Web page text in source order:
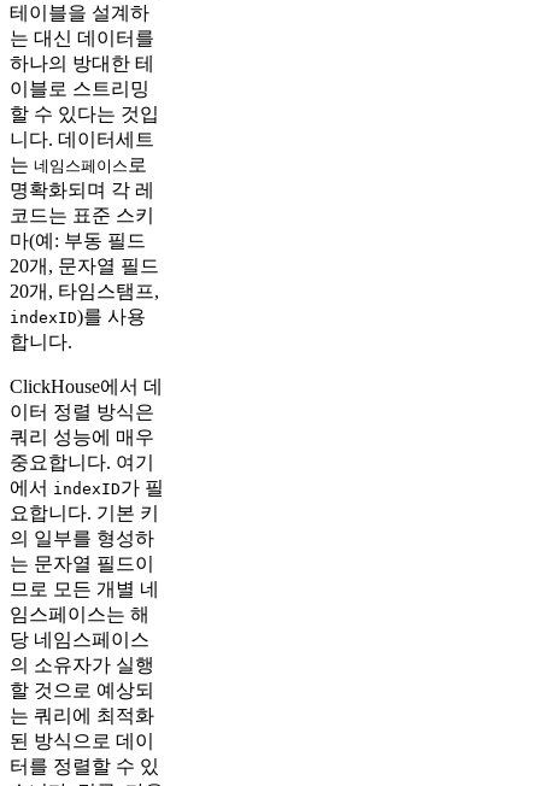
테이블을 설계하
는 대신 데이터를
하나의 방대한 테
이블로 스트리밍
할 수 있다는 것입
니다. 데이터세트
는 네임스페이스 로
명확화되며 각 레
코드는 표준 스키
마(예: 부동 필드
20개, 문자열 필드
20개, 타임스탬프,
indexID)를 사용
합니다.
ClickHouse에서 데
이터 정렬 방식은
쿼리 성능에 매우
중요합니다. 여기
에서 indexID가 필
요합니다. 기본 키
의 일부를 형성하
는 문자열 필드이
므로 모든 개별 네
임스페이스는 해
당 네임스페이스
의 소유자가 실행
할 것으로 예상되
는 쿼리에 최적화
된 방식으로 데이
터를 정렬할 수 있